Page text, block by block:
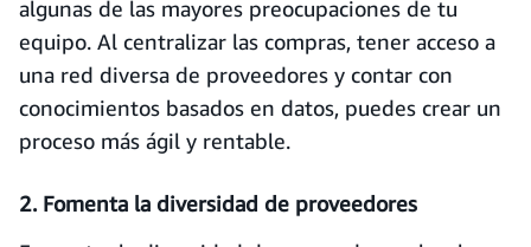
algunas de las mayores preocupaciones de tu
equipo. Al centralizar las compras, tener acceso a
una red diversa de proveedores y contar con
conocimientos basados en datos, puedes crear un
proceso más ágil y rentable.
2. Fomenta la diversidad de proveedores